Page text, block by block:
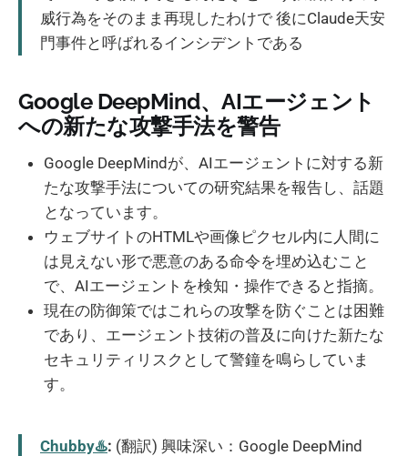
威行為をそのまま再現したわけで 後にClaude天安
門事件と呼ばれるインシデントである
Google DeepMind、AIエージェント
への新たな攻撃手法を警告
Google DeepMindが、AIエージェントに対する新
たな攻撃手法についての研究結果を報告し、話題
となっています。
ウェブサイトのHTMLや画像ピクセル内に人間に
は見えない形で悪意のある命令を埋め込むこと
で、AIエージェントを検知・操作できると指摘。
現在の防御策ではこれらの攻撃を防ぐことは困難
であり、エージェント技術の普及に向けた新たな
セキュリティリスクとして警鐘を鳴らしていま
す。
Chubby♨️: (翻訳) 興味深い：Google DeepMind